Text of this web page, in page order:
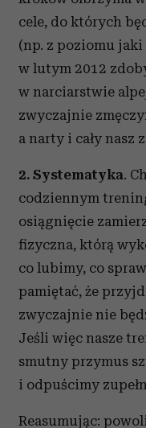
cele, do których
(np. z poziomu jaki
w lutym 2012
w narciarstwie
zwyczajnie
a narty i cały nasz
2. Systematyka.
codziennym
osiągnięcie
fizyczna, którą
co lubimy, co
pamiętać, że
zwyczajnie nie
Jeśli więc nasze
smutny przymus
i odpuścimy
Reasumując: